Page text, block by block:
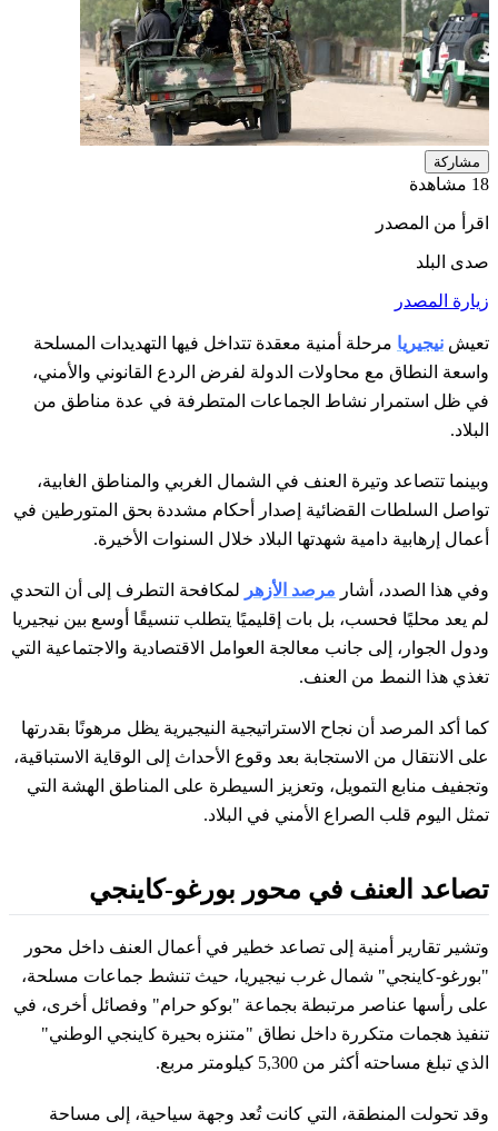
مشاركة
18 مشاهدة
اقرأ من المصدر
صدى البلد
زيارة المصدر
تعيش نيجيريا مرحلة أمنية معقدة تتداخل فيها التهديدات المسلحة
واسعة النطاق مع محاولات الدولة لفرض الردع القانوني والأمني،
في ظل استمرار نشاط الجماعات المتطرفة في عدة مناطق من
البلاد.
وبينما تتصاعد وتيرة العنف في الشمال الغربي والمناطق الغابية،
تواصل السلطات القضائية إصدار أحكام مشددة بحق المتورطين في
أعمال إرهابية دامية شهدتها البلاد خلال السنوات الأخيرة.
وفي هذا الصدد، أشار مرصد الأزهر لمكافحة التطرف إلى أن التحدي
لم يعد محليًا فحسب، بل بات إقليميًا يتطلب تنسيقًا أوسع بين نيجيريا
ودول الجوار، إلى جانب معالجة العوامل الاقتصادية والاجتماعية التي
تغذي هذا النمط من العنف.
كما أكد المرصد أن نجاح الاستراتيجية النيجيرية يظل مرهونًا بقدرتها
على الانتقال من الاستجابة بعد وقوع الأحداث إلى الوقاية الاستباقية،
وتجفيف منابع التمويل، وتعزيز السيطرة على المناطق الهشة التي
تمثل اليوم قلب الصراع الأمني في البلاد.
تصاعد العنف في محور بورغو-كاينجي
وتشير تقارير أمنية إلى تصاعد خطير في أعمال العنف داخل محور
"بورغو-كاينجي" شمال غرب نيجيريا، حيث تنشط جماعات مسلحة،
على رأسها عناصر مرتبطة بجماعة "بوكو حرام" وفصائل أخرى، في
تنفيذ هجمات متكررة داخل نطاق "متنزه بحيرة كاينجي الوطني"
الذي تبلغ مساحته أكثر من 5,300 كيلومتر مربع.
وقد تحولت المنطقة، التي كانت تُعد وجهة سياحية، إلى مساحة